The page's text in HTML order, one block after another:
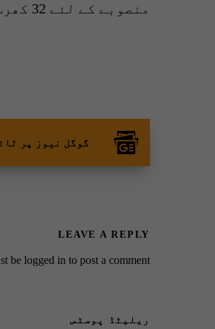
منصوبے کے لئے 32 کھرب روپے کی رقم مختص کی گئی ہے۔
گوگل نیوز پر
LEAVE A REPLY
be logged in to post a comment.
ریلیٹڈ پوسٹس